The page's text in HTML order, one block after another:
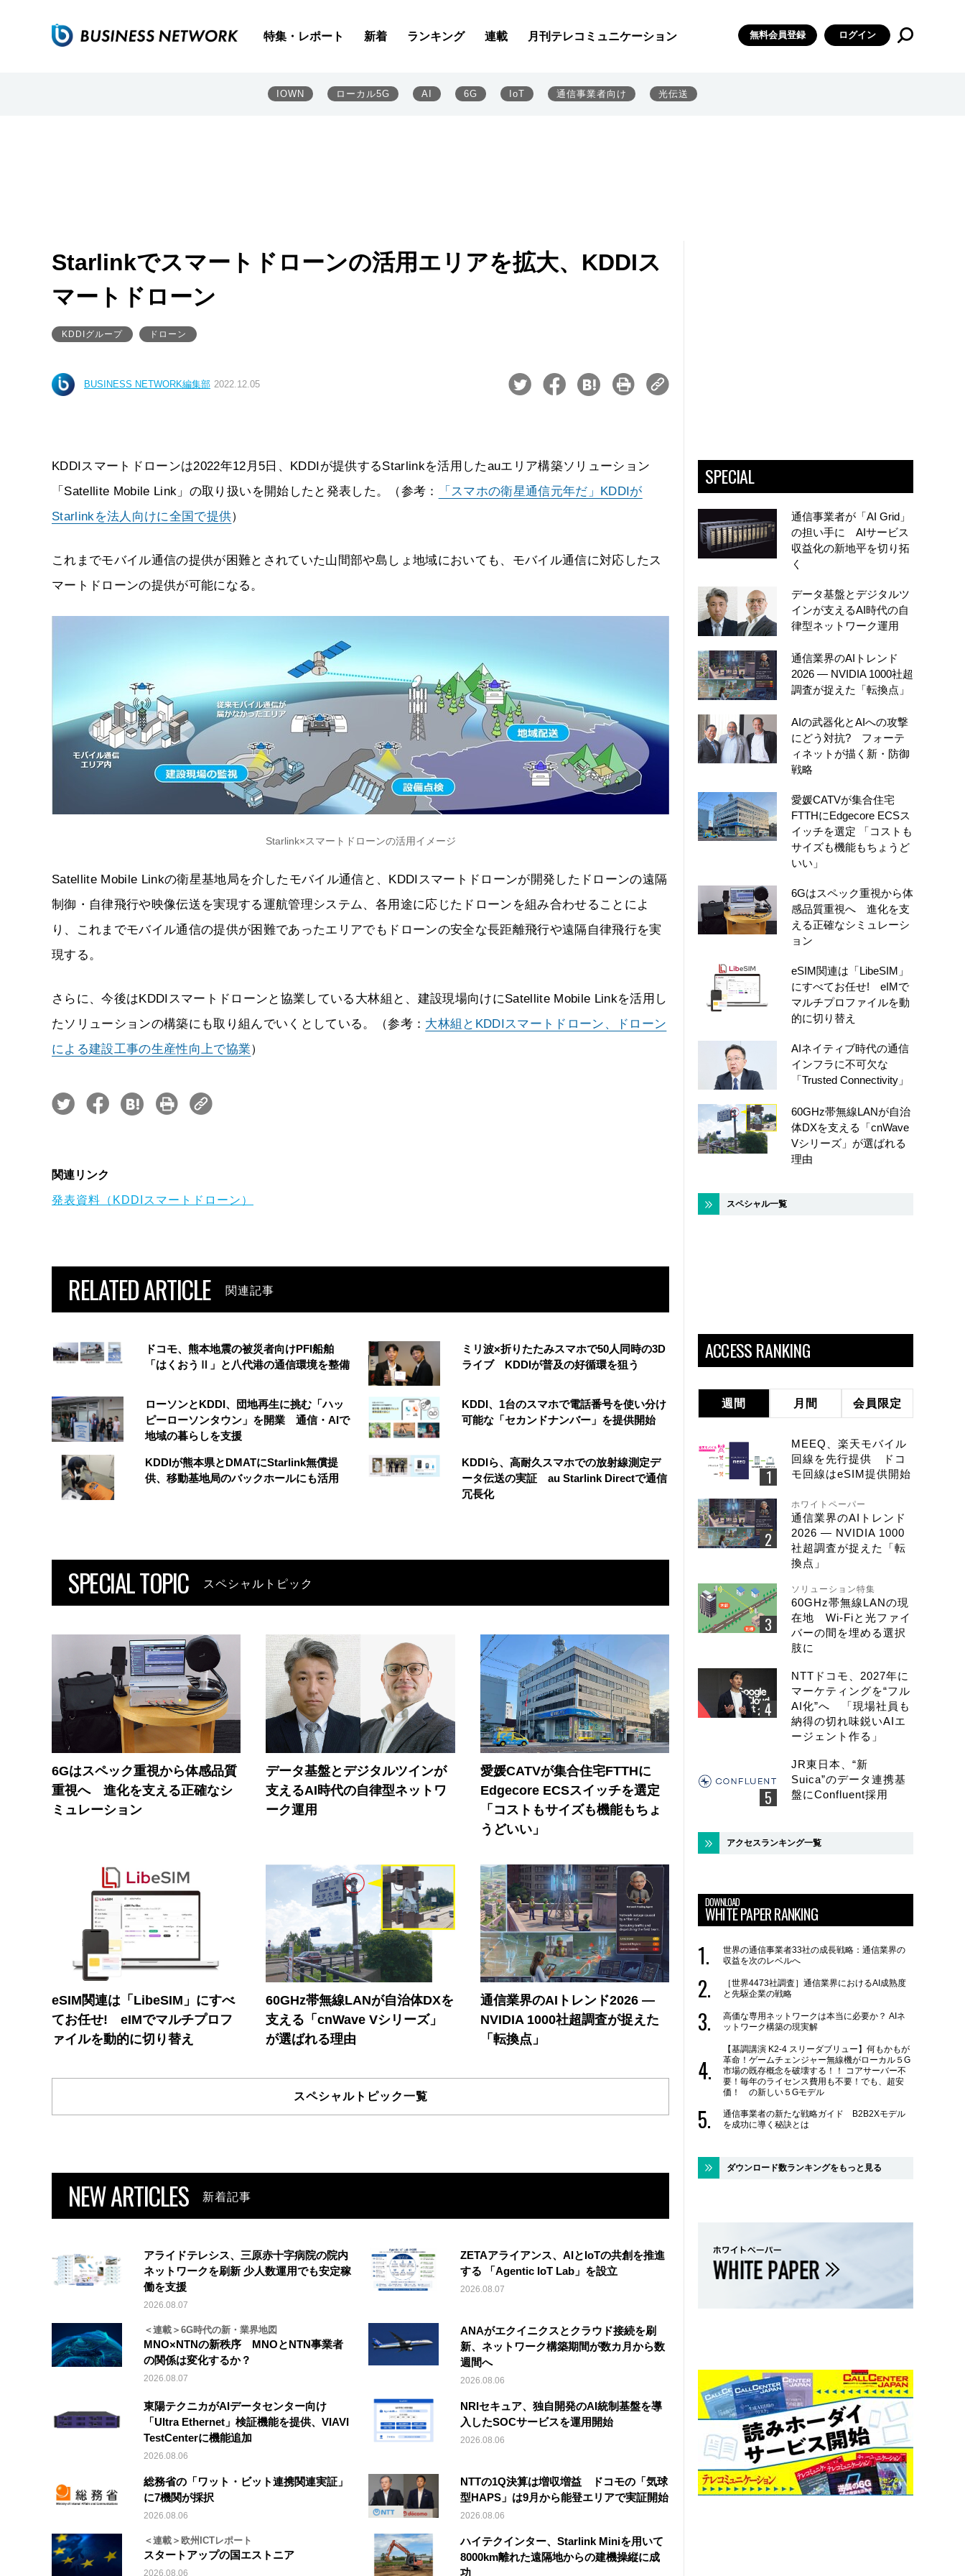
特集・レポート 新着 ランキング 連載 月刊テレコミュニケーション 無料会員登録 ログイン
IOWN ローカル5G AI 6G IoT 通信事業者向け 光伝送
Starlinkでスマートドローンの活用エリアを拡大、KDDIス
マートドローン
KDDIグループ ドローン
BUSINESS NETWORK編集部 2022.12.05
KDDIスマートドローンは2022年12月5日、KDDIが提供するStarlinkを活用したauエリア構築ソリューション
「Satellite Mobile Link」の取り扱いを開始したと発表した。（参考：
「スマホの衛星通信元年だ」KDDIが
Starlinkを法人向けに全国で提供）
これまでモバイル通信の提供が困難とされていた山間部や島しょ地域においても、モバイル通信に対応したス
マートドローンの提供が可能になる。
Starlink×スマートドローンの活用イメージ
Satellite Mobile Linkの衛星基地局を介したモバイル通信と、KDDIスマートドローンが開発したドローンの遠隔
制御・自律飛行や映像伝送を実現する運航管理システム、各用途に応じたドローンを組み合わせることによ
り、これまでモバイル通信の提供が困難であったエリアでもドローンの安全な長距離飛行や遠隔自律飛行を実
現する。
さらに、今後はKDDIスマートドローンと協業している大林組と、建設現場向けにSatellite Mobile Linkを活用し
たソリューションの構築にも取り組んでいくとしている。（参考： 大林組とKDDIスマートドローン、ドローン
による建設工事の生産性向上で協業）
関連リンク
発表資料（KDDIスマートドローン）
RELATED ARTICLE 関連記事
ドコモ、熊本地震の被災者向けPFI船舶
「はくおうⅡ」と八代港の通信環境を整備
ミリ波×折りたたみスマホで50人同時の3D
ライブ KDDIが普及の好循環を狙う
ローソンとKDDI、団地再生に挑む「ハッ
ピーローソンタウン」を開業 通信・AIで
地域の暮らしを支援
KDDI、1台のスマホで電話番号を使い分け
可能な「セカンドナンバー」を提供開始
KDDIが熊本県とDMATにStarlink無償提
供、移動基地局のバックホールにも活用
KDDIら、高耐久スマホでの放射線測定デ
ータ伝送の実証 au Starlink Directで通信
冗長化
SPECIAL TOPIC スペシャルトピック
6Gはスペック重視から体感品質
重視へ 進化を支える正確なシ
ミュレーション
データ基盤とデジタルツインが
支えるAI時代の自律型ネットワ
ーク運用
愛媛CATVが集合住宅FTTHに
Edgecore ECSスイッチを選定
「コストもサイズも機能もちょ
うどいい」
eSIM関連は「LibeSIM」にすべ
てお任せ! eIMでマルチプロフ
ァイルを動的に切り替え
60GHz帯無線LANが自治体DXを
支える「cnWave Vシリーズ」
が選ばれる理由
通信業界のAIトレンド2026 ―
NVIDIA 1000社超調査が捉えた
「転換点」
スペシャルトピック一覧
NEW ARTICLES 新着記事
アライドテレシス、三原赤十字病院の院内
ネットワークを刷新 少人数運用でも安定稼
働を支援
2026.08.07
ZETAアライアンス、AIとIoTの共創を推進
する 「Agentic IoT Lab」を設立
2026.08.07
＜連載＞6G時代の新・業界地図
MNO×NTNの新秩序 MNOとNTN事業者
の関係は変化するか？
2026.08.07
ANAがエクイニクスとクラウド接続を刷
新、ネットワーク構築期間が数カ月から数
週間へ
2026.08.06
東陽テクニカがAIデータセンター向け
「Ultra Ethernet」検証機能を提供、VIAVI
TestCenterに機能追加
2026.08.06
NRIセキュア、独自開発のAI統制基盤を導
入したSOCサービスを運用開始
2026.08.06
総務省の「ワット・ビット連携関連実証」
に7機関が採択
2026.08.06
NTTの1Q決算は増収増益 ドコモの「気球
型HAPS」は9月から能登エリアで実証開始
2026.08.06
＜連載＞欧州ICTレポート
スタートアップの国エストニア
2026.08.06
ハイテクインター、Starlink Miniを用いて
8000km離れた遠隔地からの建機操縦に成
功
SPECIAL
通信事業者が「AI Grid」
の担い手に AIサービス
収益化の新地平を切り拓
く
データ基盤とデジタルツ
インが支えるAI時代の自
律型ネットワーク運用
通信業界のAIトレンド
2026 ― NVIDIA 1000社超
調査が捉えた「転換点」
AIの武器化とAIへの攻撃
にどう対抗? フォーテ
ィネットが描く新・防御
戦略
愛媛CATVが集合住宅
FTTHにEdgecore ECSス
イッチを選定 「コストも
サイズも機能もちょうど
いい」
6Gはスペック重視から体
感品質重視へ 進化を支
える正確なシミュレーシ
ョン
eSIM関連は「LibeSIM」
にすべてお任せ! eIMで
マルチプロファイルを動
的に切り替え
AIネイティブ時代の通信
インフラに不可欠な
「Trusted Connectivity」
60GHz帯無線LANが自治
体DXを支える「cnWave
Vシリーズ」が選ばれる
理由
スペシャル一覧
ACCESS RANKING
週間 月間 会員限定
MEEQ、楽天モバイル
回線を先行提供 ドコ
モ回線はeSIM提供開始
ホワイトペーパー
通信業界のAIトレンド
2026 ― NVIDIA 1000
社超調査が捉えた「転
換点」
ソリューション特集
60GHz帯無線LANの現
在地 Wi-Fiと光ファイ
バーの間を埋める選択
肢に
NTTドコモ、2027年に
マーケティングを“フル
AI化”へ 「現場社員も
納得の切れ味鋭いAIエ
ージェント作る」
JR東日本、“新
Suica”のデータ連携基
盤にConfluent採用
アクセスランキング一覧
DOWNLOAD
WHITE PAPER RANKING
世界の通信事業者33社の成長戦略：通信業界の
収益を次のレベルへ
［世界4473社調査］通信業界におけるAI成熟度
と先駆企業の戦略
高価な専用ネットワークは本当に必要か？ AIネ
ットワーク構築の現実解
【基調講演 K2-4 スリーダブリュー】何もかもが
革命！ゲームチェンジャー無線機がローカル５G
市場の既存概念を破壊する！！ コアサーバー不
要！毎年のライセンス費用も不要！でも、超安
価！ の新しい５Gモデル
通信事業者の新たな戦略ガイド B2B2Xモデル
を成功に導く秘訣とは
ダウンロード数ランキングをもっと見る